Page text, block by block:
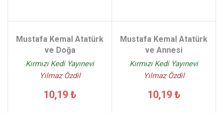
Mustafa Kemal Atatürk
ve Doğa
Kırmızı Kedi Yayınevi
Yılmaz Özdil
10,19 ₺
Mustafa Kemal Atatürk
ve Annesi
Kırmızı Kedi Yayınevi
Yılmaz Özdil
10,19 ₺